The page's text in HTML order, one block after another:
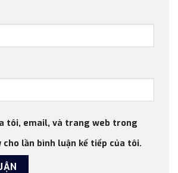
tôi, email, và trang web trong
lần bình luận kế tiếp của tôi.